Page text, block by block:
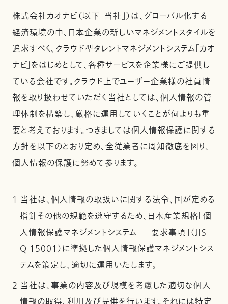
株式会社カオナビ（以下「当社」）は、グローバル化する
経済環境の中、日本企業の新しいマネジメントスタイルを
追求すべく、クラウド型タレントマネジメントシステム「カオ
ナビ」をはじめとして、各種サービスを企業様にご提供し
ている会社です。クラウド上でユーザー企業様の社員情
報を取り扱わせていただく当社としては、個人情報の管
理体制を構築し、厳格に運用していくことが何よりも重
要と考えております。つきましては個人情報保護に関する
方針を以下のとおり定め、全従業者に周知徹底を図り、
個人情報の保護に努めて参ります。
1 当社は、個人情報の取扱いに関する法令、国が定める
指針その他の規範を遵守するため、日本産業規格「個
人情報保護マネジメントシステム — 要求事項」（JIS
Q 15001）に準拠した個人情報保護マネジメントシス
テムを策定し、適切に運用いたします。
2 当社は、事業の内容及び規模を考慮した適切な個人